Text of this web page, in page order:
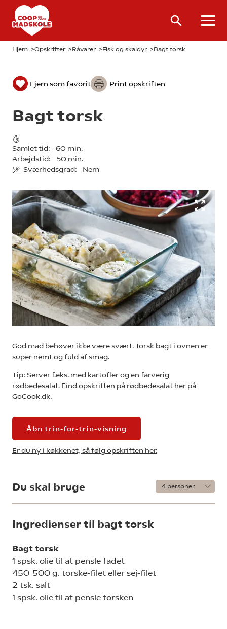
Hjem >Opskrifter >Råvarer >Fisk og skaldyr >Bagt torsk
Fjern som favorit Print opskriften
Bagt torsk
Samlet tid:
60 min.
Arbejdstid:
50 min.
Sværhedsgrad:
Nem
God mad behøver ikke være svært. Torsk bagt i ovnen er
super nemt og fuld af smag.
Tip: Server f.eks. med kartofler og en farverig
rødbedesalat. Find opskriften på rødbedesalat her på
GoCook.dk.
Åbn trin-for-trin-visning
Er du ny i køkkenet, så følg opskriften her.
Du skal bruge
Ingredienser til bagt torsk
Bagt torsk
1 spsk. olie til at pensle fadet
450-500 g. torske-filet eller sej-filet
2 tsk. salt
1 spsk. olie til at pensle torsken